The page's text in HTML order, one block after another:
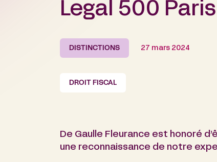
Legal 500
DISTINCTIONS 27 mars 2024
DROIT FISCAL
De Gaulle Fleurance est honoré
une reconnaissance de notre